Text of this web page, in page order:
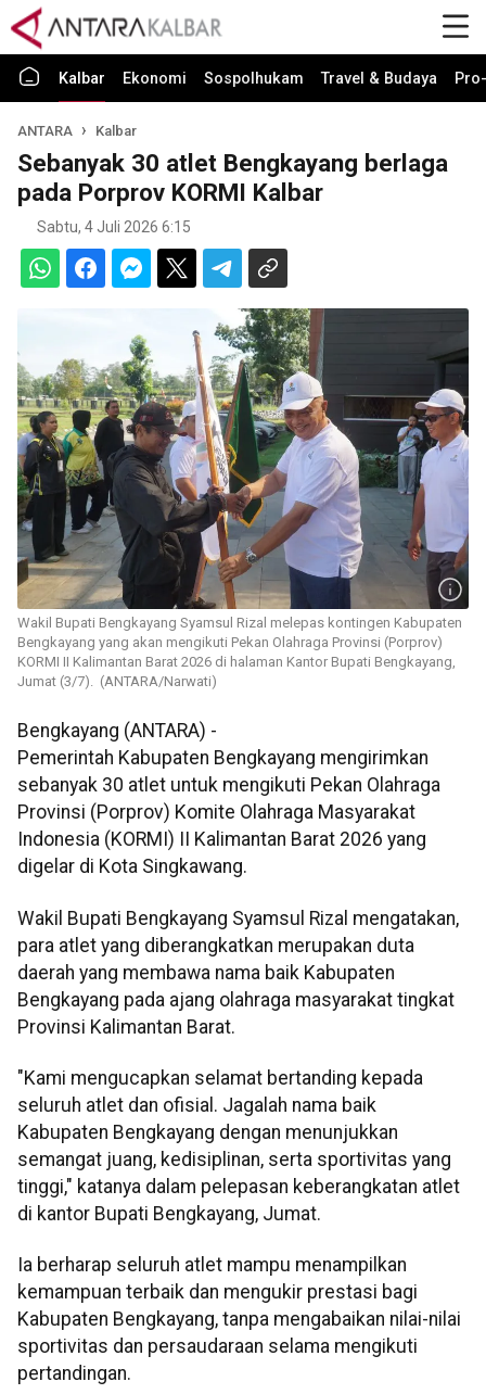
Kalbar Ekonomi Sospolhukam Travel & Budaya
ANTARA Kalbar
Sebanyak 30 atlet Bengkayang berlaga
pada Porprov KORMI Kalbar
Sabtu, 4 Juli 2026 6:15
Wakil Bupati Bengkayang Syamsul Rizal melepas kontingen Kabupaten
Bengkayang yang akan mengikuti Pekan Olahraga Provinsi (Porprov)
KORMI II Kalimantan Barat 2026 di halaman Kantor Bupati Bengkayang,
Jumat (3/7). (ANTARA/Narwati)
Bengkayang (ANTARA) -
Pemerintah Kabupaten Bengkayang mengirimkan
sebanyak 30 atlet untuk mengikuti Pekan Olahraga
Provinsi (Porprov) Komite Olahraga Masyarakat
Indonesia (KORMI) II Kalimantan Barat 2026 yang
digelar di Kota Singkawang.
Wakil Bupati Bengkayang Syamsul Rizal mengatakan,
para atlet yang diberangkatkan merupakan duta
daerah yang membawa nama baik Kabupaten
Bengkayang pada ajang olahraga masyarakat tingkat
Provinsi Kalimantan Barat.
"Kami mengucapkan selamat bertanding kepada
seluruh atlet dan ofisial. Jagalah nama baik
Kabupaten Bengkayang dengan menunjukkan
semangat juang, kedisiplinan, serta sportivitas yang
tinggi," katanya dalam pelepasan keberangkatan atlet
di kantor Bupati Bengkayang, Jumat.
Ia berharap seluruh atlet mampu menampilkan
kemampuan terbaik dan mengukir prestasi bagi
Kabupaten Bengkayang, tanpa mengabaikan nilai-nilai
sportivitas dan persaudaraan selama mengikuti
pertandingan.